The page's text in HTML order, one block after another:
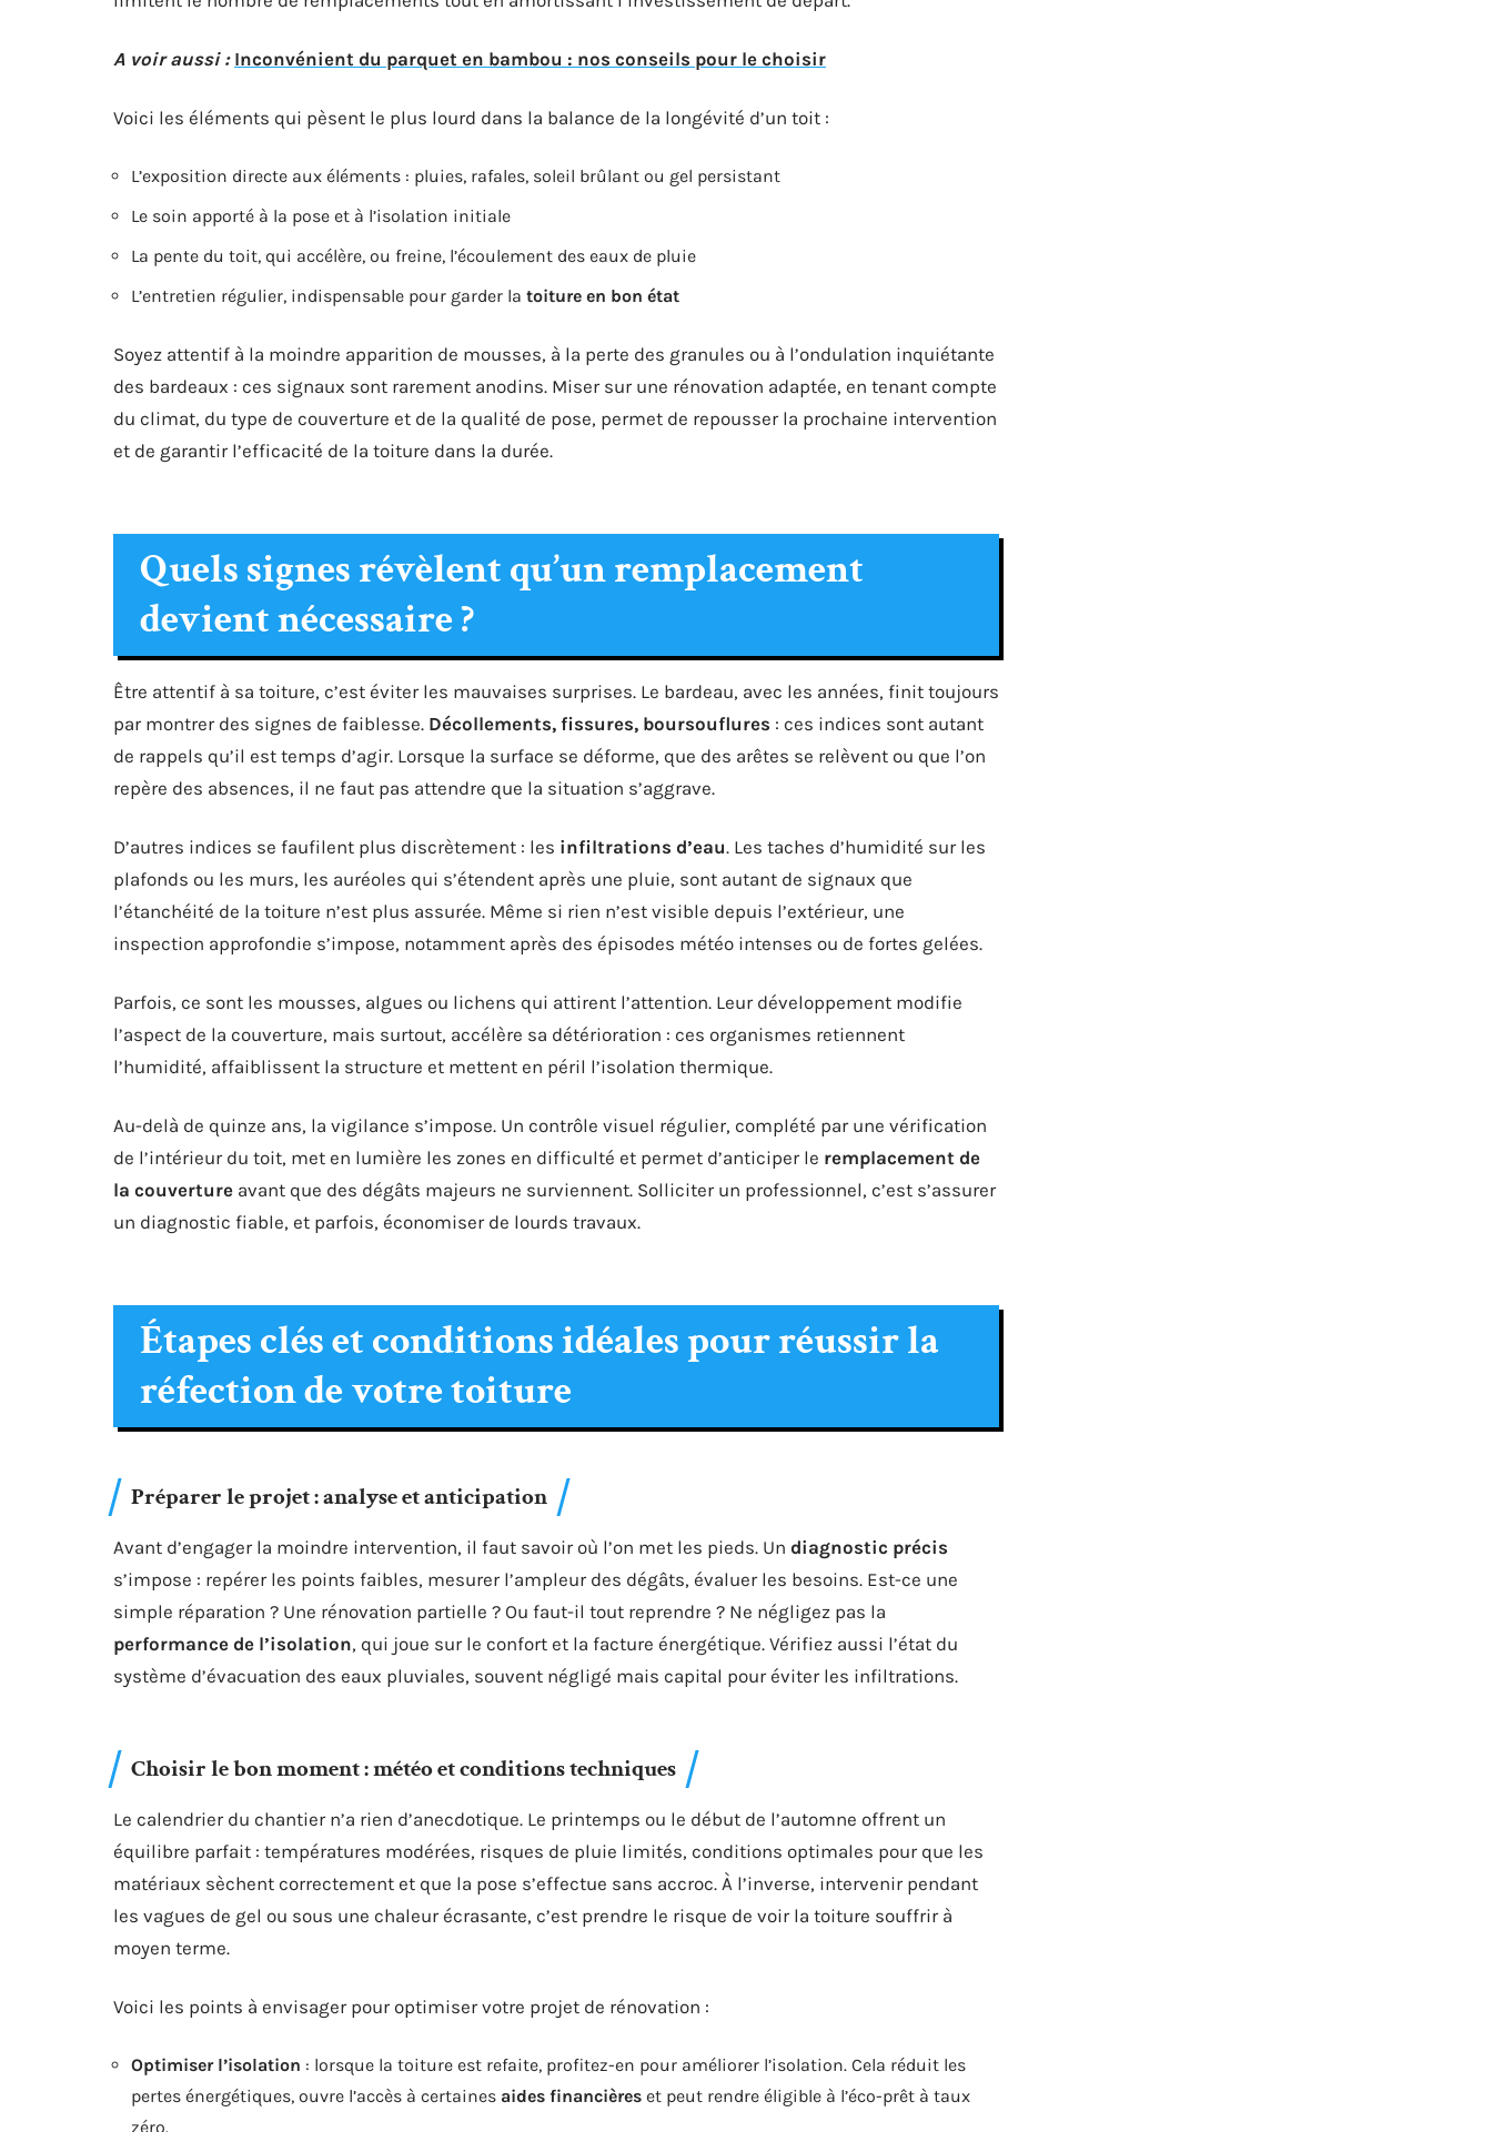
A voir aussi : Inconvénient du parquet en bambou : nos conseils pour le choisir
Voici les éléments qui pèsent le plus lourd dans la balance de la longévité d’un toit :
L’exposition directe aux éléments : pluies, rafales, soleil brûlant ou gel persistant
Le soin apporté à la pose et à l’isolation initiale
La pente du toit, qui accélère, ou freine, l’écoulement des eaux de pluie
L’entretien régulier, indispensable pour garder la toiture en bon état
Soyez attentif à la moindre apparition de mousses, à la perte des granules ou à l’ondulation inquiétante
des bardeaux : ces signaux sont rarement anodins. Miser sur une rénovation adaptée, en tenant compte
du climat, du type de couverture et de la qualité de pose, permet de repousser la prochaine intervention
et de garantir l’efficacité de la toiture dans la durée.
Quels signes révèlent qu’un remplacement
devient nécessaire ?
Être attentif à sa toiture, c’est éviter les mauvaises surprises. Le bardeau, avec les années, finit toujours
par montrer des signes de faiblesse. Décollements, fissures, boursouflures : ces indices sont autant
de rappels qu’il est temps d’agir. Lorsque la surface se déforme, que des arêtes se relèvent ou que l’on
repère des absences, il ne faut pas attendre que la situation s’aggrave.
D’autres indices se faufilent plus discrètement : les infiltrations d’eau. Les taches d’humidité sur les
plafonds ou les murs, les auréoles qui s’étendent après une pluie, sont autant de signaux que
l’étanchéité de la toiture n’est plus assurée. Même si rien n’est visible depuis l’extérieur, une
inspection approfondie s’impose, notamment après des épisodes météo intenses ou de fortes gelées.
Parfois, ce sont les mousses, algues ou lichens qui attirent l’attention. Leur développement modifie
l’aspect de la couverture, mais surtout, accélère sa détérioration : ces organismes retiennent
l’humidité, affaiblissent la structure et mettent en péril l’isolation thermique.
Au-delà de quinze ans, la vigilance s’impose. Un contrôle visuel régulier, complété par une vérification
de l’intérieur du toit, met en lumière les zones en difficulté et permet d’anticiper le remplacement de
la couverture avant que des dégâts majeurs ne surviennent. Solliciter un professionnel, c’est s’assurer
un diagnostic fiable, et parfois, économiser de lourds travaux.
Étapes clés et conditions idéales pour réussir la
réfection de votre toiture
Préparer le projet : analyse et anticipation
Avant d’engager la moindre intervention, il faut savoir où l’on met les pieds. Un diagnostic précis
s’impose : repérer les points faibles, mesurer l’ampleur des dégâts, évaluer les besoins. Est-ce une
simple réparation ? Une rénovation partielle ? Ou faut-il tout reprendre ? Ne négligez pas la
performance de l’isolation, qui joue sur le confort et la facture énergétique. Vérifiez aussi l’état du
système d’évacuation des eaux pluviales, souvent négligé mais capital pour éviter les infiltrations.
Choisir le bon moment : météo et conditions techniques
Le calendrier du chantier n’a rien d’anecdotique. Le printemps ou le début de l’automne offrent un
équilibre parfait : températures modérées, risques de pluie limités, conditions optimales pour que les
matériaux sèchent correctement et que la pose s’effectue sans accroc. À l’inverse, intervenir pendant
les vagues de gel ou sous une chaleur écrasante, c’est prendre le risque de voir la toiture souffrir à
moyen terme.
Voici les points à envisager pour optimiser votre projet de rénovation :
Optimiser l’isolation : lorsque la toiture est refaite, profitez-en pour améliorer l’isolation. Cela réduit les
pertes énergétiques, ouvre l’accès à certaines aides financières et peut rendre éligible à l’éco-prêt à taux
zéro.